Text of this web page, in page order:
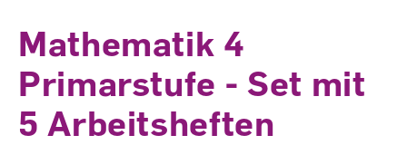
Mathematik 4
Primarstufe - Set mit
5 Arbeitsheften